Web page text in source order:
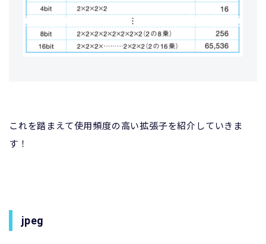
これを踏まえて使用頻度の高い拡張子を紹介していきま
す！
jpeg